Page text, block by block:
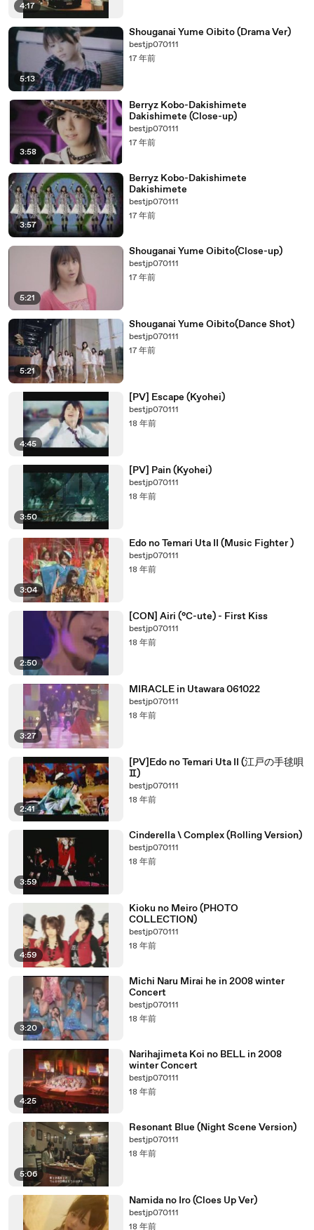
4:17
5:13
Shouganai Yume Oibito (Drama Ver)
bestjp070111
17 年前
3:58
Berryz Kobo-Dakishimete
Dakishimete (Close-up)
bestjp070111
17 年前
3:57
Berryz Kobo-Dakishimete
Dakishimete
bestjp070111
17 年前
5:21
Shouganai Yume Oibito(Close-up)
bestjp070111
17 年前
5:21
Shouganai Yume Oibito(Dance Shot)
bestjp070111
17 年前
4:45
[PV] Escape (Kyohei)
bestjp070111
18 年前
3:50
[PV] Pain (Kyohei)
bestjp070111
18 年前
3:04
Edo no Temari Uta II (Music Fighter )
bestjp070111
18 年前
2:50
[CON] Airi (°C-ute) - First Kiss
bestjp070111
18 年前
3:27
MIRACLE in Utawara 061022
bestjp070111
18 年前
2:41
[PV]Edo no Temari Uta II (江戸の手毬唄
Ⅱ)
bestjp070111
18 年前
3:59
Cinderella \ Complex (Rolling Version)
bestjp070111
18 年前
4:59
Kioku no Meiro (PHOTO
COLLECTION)
bestjp070111
18 年前
3:20
Michi Naru Mirai he in 2008 winter
Concert
bestjp070111
18 年前
4:25
Narihajimeta Koi no BELL in 2008
winter Concert
bestjp070111
18 年前
5:06
Resonant Blue (Night Scene Version)
bestjp070111
18 年前
Namida no Iro (Cloes Up Ver)
bestjp070111
18 年前